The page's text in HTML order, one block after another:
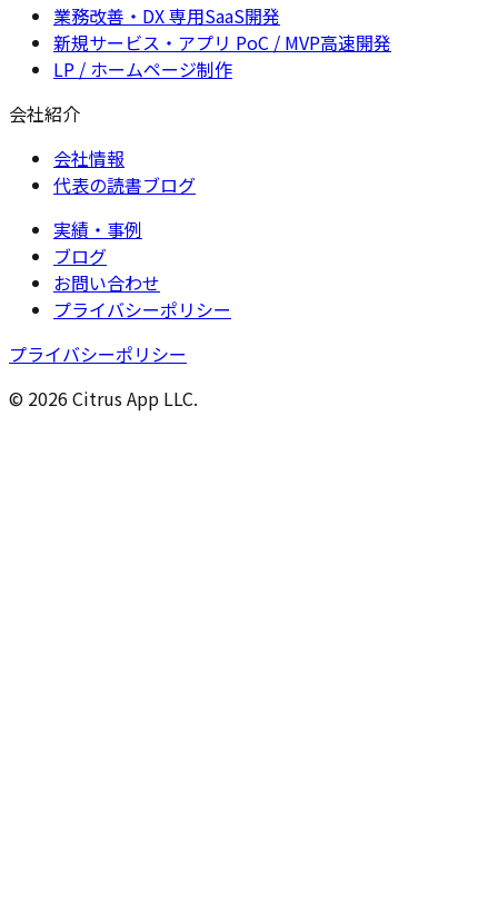
業務改善・DX 専用SaaS開発
新規サービス・アプリ PoC / MVP高速開発
LP / ホームページ制作
会社紹介
会社情報
代表の読書ブログ
実績・事例
ブログ
お問い合わせ
プライバシーポリシー
プライバシーポリシー
© 2026 Citrus App LLC.